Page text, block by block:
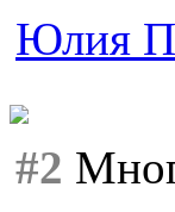
Юлия
#2